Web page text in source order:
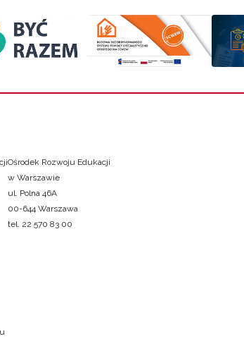
Ośrodek Rozwoju Edukacji
w Warszawie
ul. Polna 46A
00-644 Warszawa
tel. 22 570 83 00